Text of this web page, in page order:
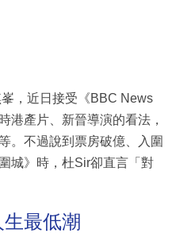
，近日接受《BBC News
港產片、新晉導演的看法，
。不過說到票房破億、入圍
城》時，杜Sir卻直言「對
最低潮